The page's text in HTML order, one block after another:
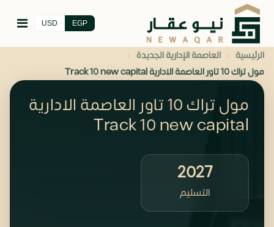
EGP
USD
الرئيسية › العاصمة الإدارية الجديدة ›
مول تراك 10 تاور العاصمة الادارية Track 10 new capital
مول تراك 10 تاور العاصمة الادارية
Track 10 new capital
2027
التسليم